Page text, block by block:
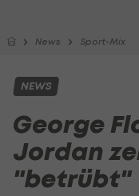
News Sport-Mix
NEWS
George
Jordan
"betrübt"